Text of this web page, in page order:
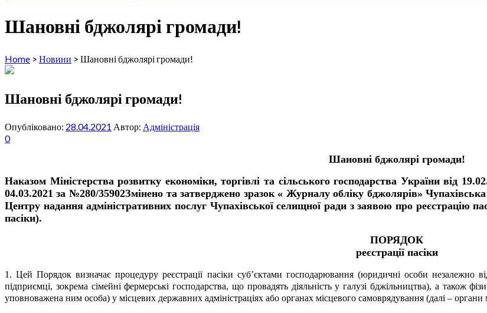
Шановні бджолярі громади!
Home > Новини > Шановні бджолярі громади!
Шановні бджолярі громади!
Опубліковано: 28.04.2021 Автор: Адміністрація
0
Шановні бджолярі громади!
Наказом Міністерства розвитку економіки, торгівлі та сільського господарства України від
04.03.2021 за №280/35902Змінено та затверджено зразок « Журналу обліку бджолярів»
Центру надання адміністративних послуг Чупахівської селищної ради з заявою про реєстрацію
пасіки).
ПОРЯДОК
реєстрації пасіки
1. Цей Порядок визначає процедуру реєстрації пасіки суб’єктами господарювання (юридичні особи незалежно
підприємці, зокрема сімейні фермерські господарства, що провадять діяльність у галузі бджільництва), а також
уповноважена ним особа) у місцевих державних адміністраціях або органах місцевого самоврядування (далі – органи